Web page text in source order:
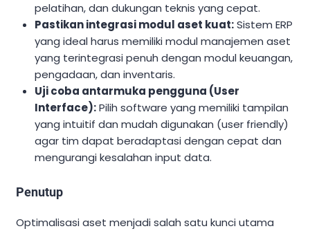
pelatihan, dan dukungan teknis yang cepat.
Pastikan integrasi modul aset kuat:Sistem ERP
yang ideal harus memiliki modul manajemen aset
yang terintegrasi penuh dengan modul keuangan,
pengadaan, dan inventaris.
Uji coba antarmuka pengguna (User
Interface):Pilih software yang memiliki tampilan
yang intuitif dan mudah digunakan (user friendly)
agar tim dapat beradaptasi dengan cepat dan
mengurangi kesalahan input data.
Penutup
Optimalisasi aset menjadi salah satu kunci utama